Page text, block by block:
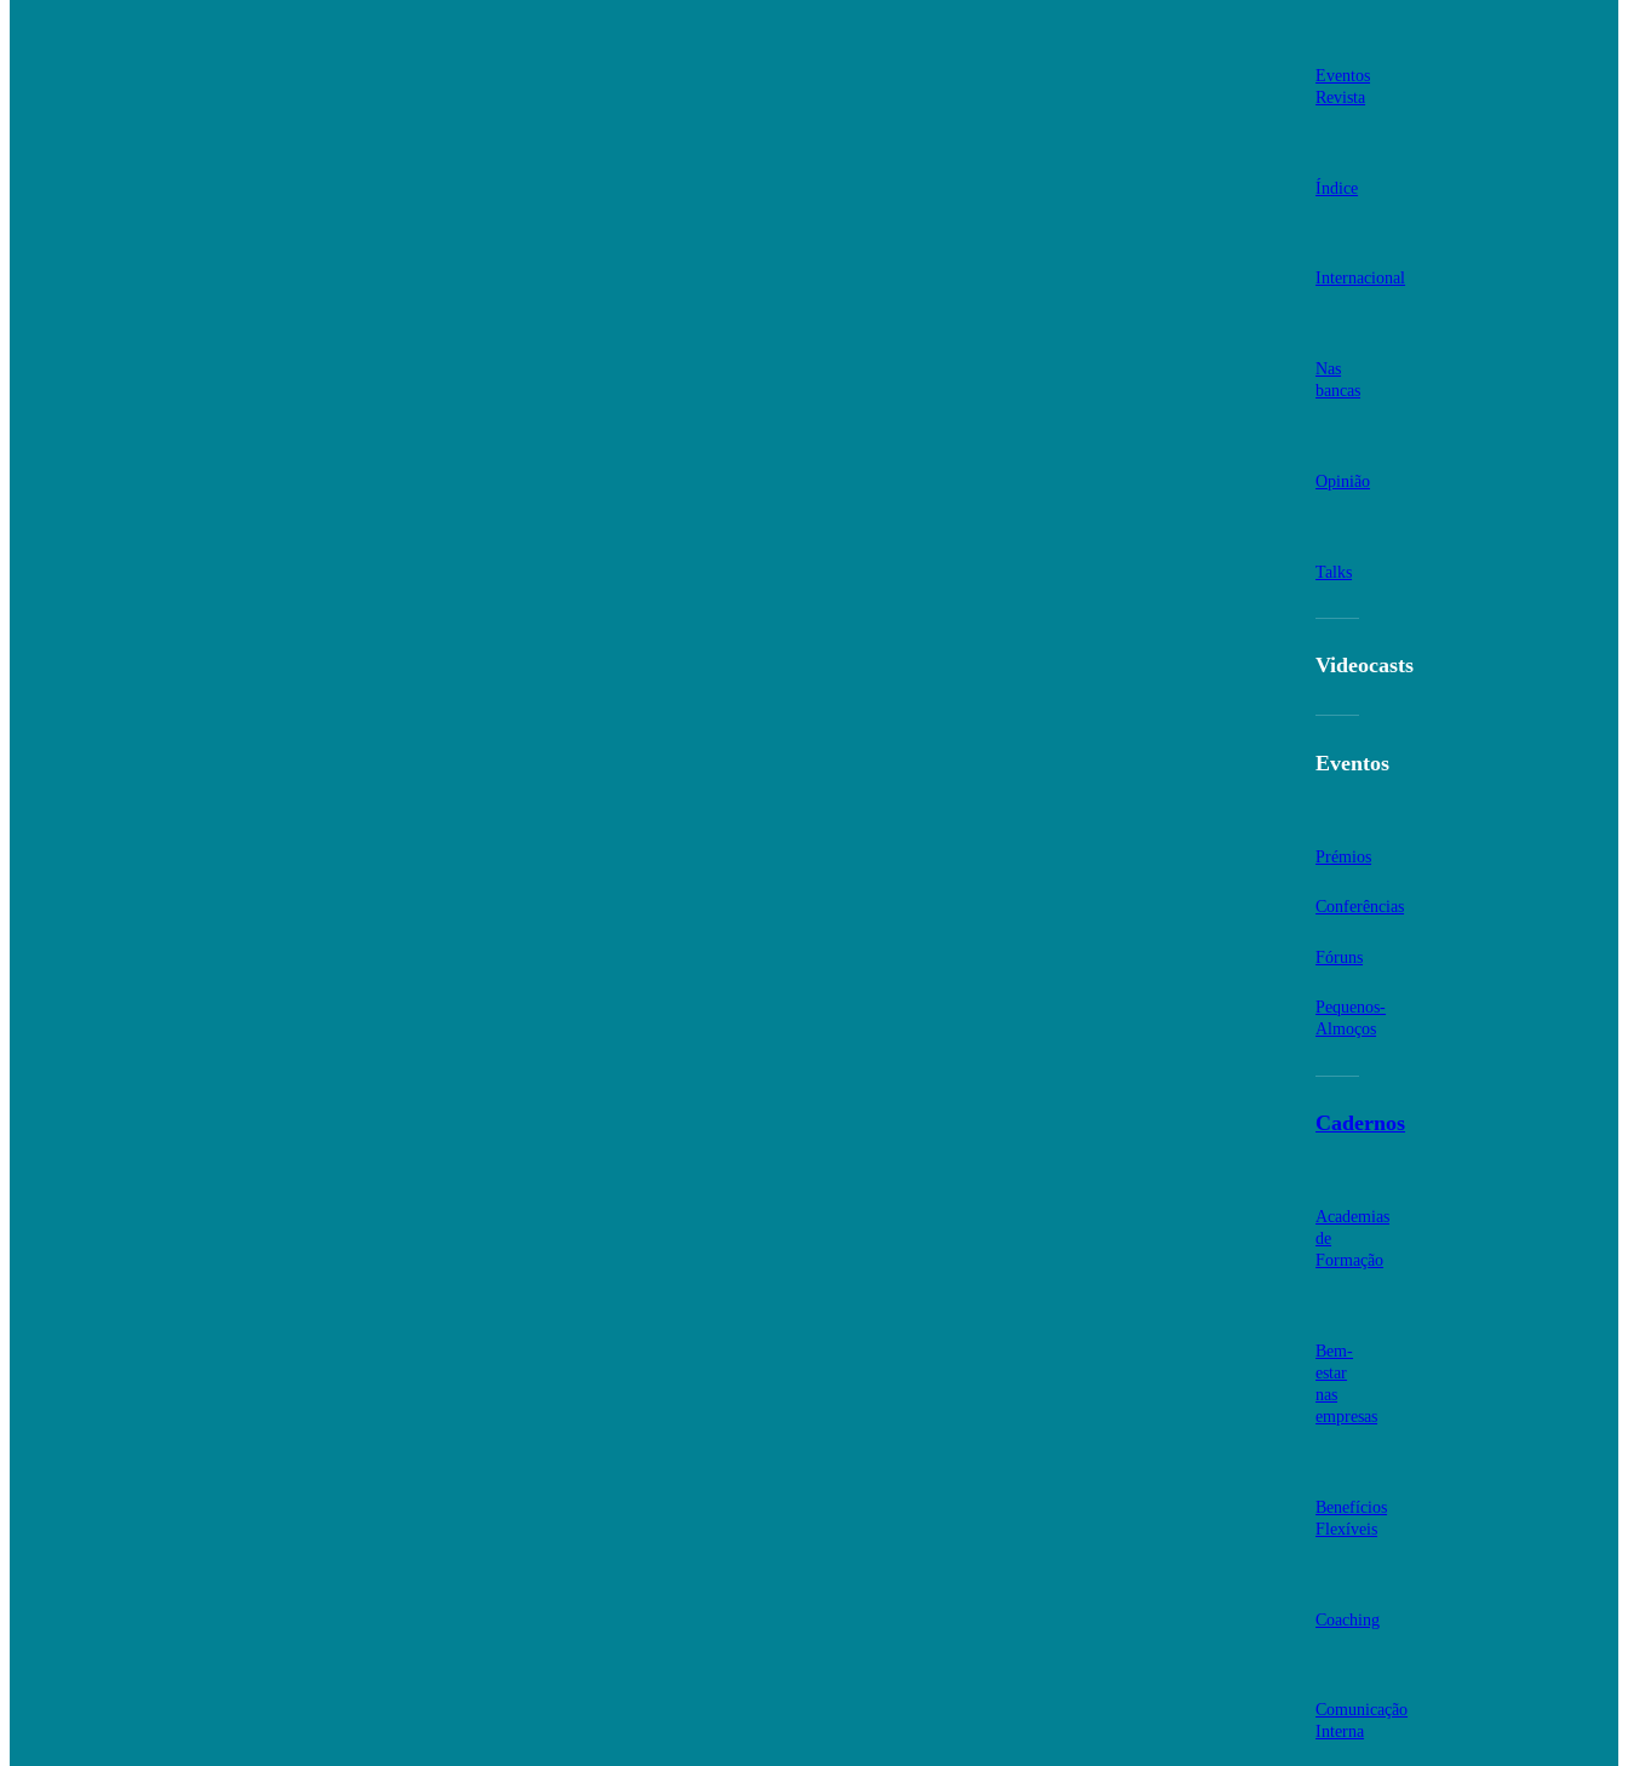
Eventos
Revista
Índice
Internacional
Nas
bancas
Opinião
Talks
Videocasts
Eventos
Prémios
Conferências
Fóruns
Pequenos-
Almoços
Cadernos
Academias
de
Formação
Bem-
estar
nas
empresas
Benefícios
Flexíveis
Coaching
Comunicação
Interna